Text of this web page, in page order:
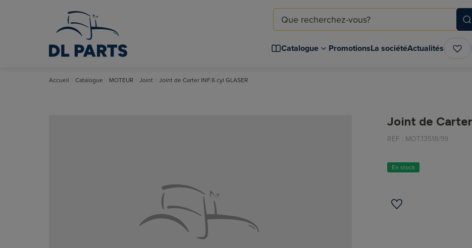
Catalogue PromotionsLa sociétéActualités
Accueil Catalogue MOTEUR Joint Joint de Carter INF.6 cyl GLASER
Joint de
RÉF : MOT.13518/99
En stock